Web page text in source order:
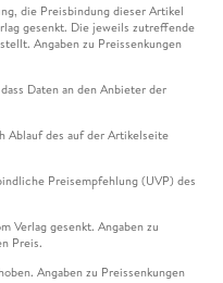
die Preisbindung dieser Artikel
gesenkt. Die jeweils zutreffende
Angaben zu Preissenkungen
Daten an den Anbieter der
Ablauf des auf der Artikelseite
Preisempfehlung (UVP) des
Verlag gesenkt. Angaben zu
Preis.
Angaben zu Preissenkungen